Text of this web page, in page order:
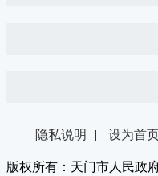
隐私说明 | 设为首
版权所有：天门市人民